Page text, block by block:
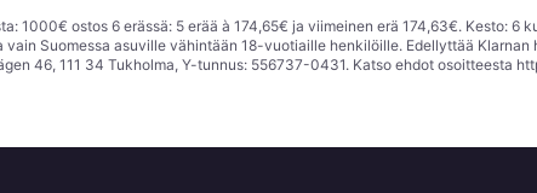
1000€ ostos 6 erässä: 5 erää à 174,65€ ja viimeinen erä 174,63€. Kesto:
vain Suomessa asuville vähintään 18-vuotiaille henkilöille. Edellyttää
46, 111 34 Tukholma, Y-tunnus: 556737-0431. Katso ehdot osoitteesta